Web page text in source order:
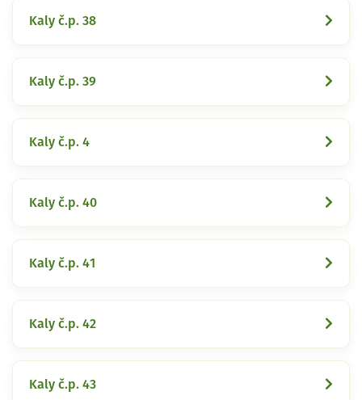
Kaly č.p. 38
Kaly č.p. 39
Kaly č.p. 4
Kaly č.p. 40
Kaly č.p. 41
Kaly č.p. 42
Kaly č.p. 43